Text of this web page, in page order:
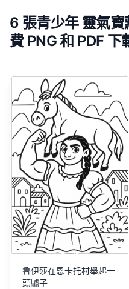
6 張青少年 靈氣
費 PNG 和 PDF 下
魯伊莎在恩卡托村舉起一
頭驢子